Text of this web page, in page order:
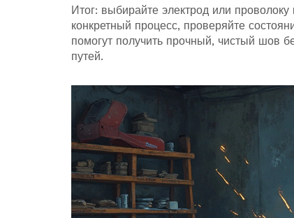
Итог: выбирайте электрод или
конкретный процесс, проверяйте
помогут получить прочный, чистый шов
путей.